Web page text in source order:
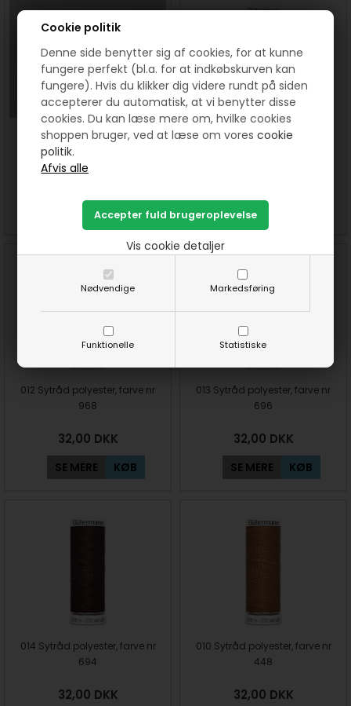
Cookie politik
Denne side benytter sig af cookies, for at kunne
fungere perfekt (bl.a. for at indkøbskurven kan
fungere). Hvis du klikker dig videre rundt på siden
accepterer du automatisk, at vi benytter disse
cookies. Du kan læse mere om, hvilke cookies
shoppen bruger, ved at læse om vorescookie
politik.
Nødvendige Markedsføring
Funktionelle Statistiske
Vis cookie detaljer
250 m hvid sytråd polyester
fra Gütermann
SE MERE KØB
011 Sytråd polyester, farve nr
SE MERE
012 Sytråd polyester, farve nr
968
32,00 DKK
SE MERE KØB
013 Sytråd polyester, farve nr
696
32,00 DKK
SE MERE KØB
014 Sytråd polyester, farve nr
694
32,00 DKK
010 Sytråd polyester, farve nr
448
32,00 DKK